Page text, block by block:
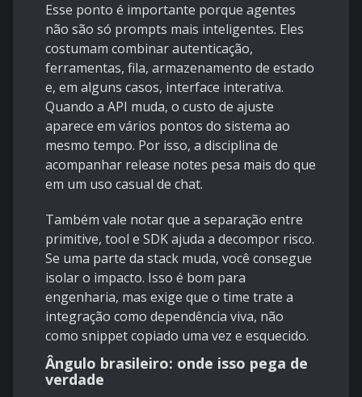
Esse ponto é importante porque agentes
não são só prompts mais inteligentes. Eles
costumam combinar autenticação,
ferramentas, fila, armazenamento de estado
e, em alguns casos, interface interativa.
Quando a API muda, o custo de ajuste
aparece em vários pontos do sistema ao
mesmo tempo. Por isso, a disciplina de
acompanhar release notes pesa mais do que
em um uso casual de chat.
Também vale notar que a separação entre
primitive, tool e SDK ajuda a decompor risco.
Se uma parte da stack muda, você consegue
isolar o impacto. Isso é bom para
engenharia, mas exige que o time trate a
integração como dependência viva, não
como snippet copiado uma vez e esquecido.
Ângulo brasileiro: onde isso pega de
verdade